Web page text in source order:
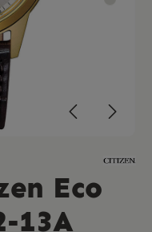
Eco
13A